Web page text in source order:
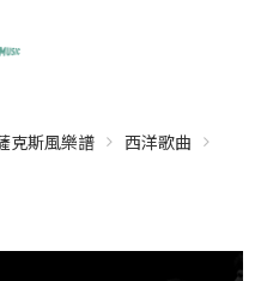
克斯風樂譜
西洋歌曲